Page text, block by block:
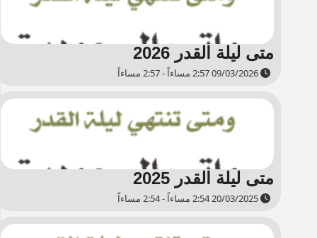
متى ليلة القدر 2026
متى ليلة القدر 2025